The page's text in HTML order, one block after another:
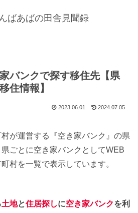
ばあばの田舎見聞録
バンクで探す移住先【県
住情報】
2023.06.01 2024.07.05
が運営する『空き家バンク』の県
ごとに空き家バンクとしてWEB
村を一覧で表示しています。
土地と住居探しに空き家バンクを利